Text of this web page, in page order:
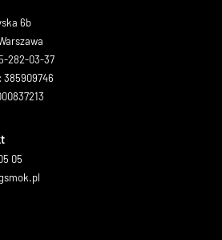
6b
282-03-37
385909746
05